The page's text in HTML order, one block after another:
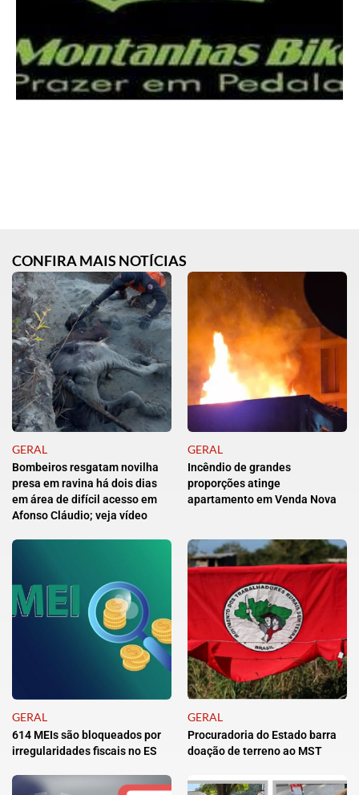
CONFIRA MAIS NOTÍCIAS
GERAL
Bombeiros resgatam novilha
presa em ravina há dois dias
em área de difícil acesso em
Afonso Cláudio; veja vídeo
GERAL
Incêndio de grandes
proporções atinge
apartamento em Venda Nova
GERAL
614 MEIs são bloqueados por
irregularidades fiscais no ES
GERAL
Procuradoria do Estado barra
doação de terreno ao MST